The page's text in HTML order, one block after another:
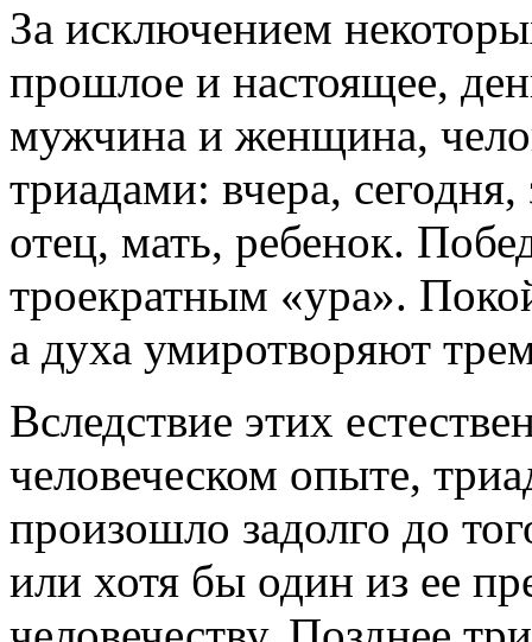
За исключением
прошлое и настоящее,
мужчина и женщина,
триадами: вчера, сегодня,
отец, мать, ребенок.
троекратным «ура».
а духа умиротворяют
Вследствие этих
человеческом опыте,
произошло задолго до
или хотя бы один из ее